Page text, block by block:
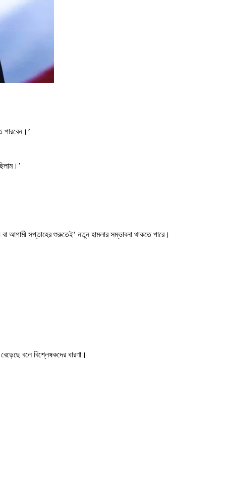
পারবেন।’
বা আগামী সপ্তাহের শুরুতেই’ নতুন হামলার সম্ভাবনা থাকতে পারে।
বলে বিশ্লেষকদের ধারণা।